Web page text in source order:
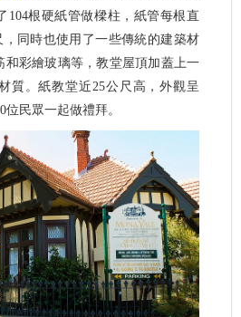
104根硬紙管做樑柱，紙管每根直
，同時也使用了一些傳統的建築材
和彩繪玻璃等，教堂屋頂加蓋上一
質。紙教堂近25公尺高，外觀呈
位民眾一起做禮拜。